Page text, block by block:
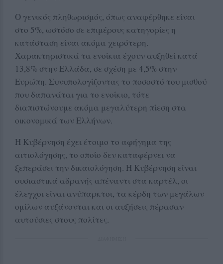
Ο γενικός πληθωρισμός, όπως αναφέρθηκε είναι
στο 5%, ωστόσο σε επιμέρους κατηγορίες η
κατάσταση είναι ακόμα χειρότερη.
Χαρακτηριστικά τα ενοίκια έχουν αυξηθεί κατά
13,8% στην Ελλάδα, σε σχέση με 4,5% στην
Ευρώπη. Συνυπολογίζοντας το ποσοστό του μισθού
που δαπανάται για το ενοίκιο, τότε
διαπιστώνουμε ακόμα μεγαλύτερη πίεση στα
οικονομικά των Ελλήνων.
Η Κυβέρνηση έχει έτοιμο το αφήγημα της
αιτιολόγησης, το οποίο δεν καταφέρνει να
ξεπεράσει την δικαιολόγηση. Η Κυβέρνηση είναι
ουσιαστικά αδρανής απέναντι στα καρτέλ, οι
έλεγχοι είναι ανύπαρκτοι, τα κέρδη των μεγάλων
ομίλων αυξάνονται και οι αυξήσεις πέρασαν
αυτούσιες στους πολίτες.